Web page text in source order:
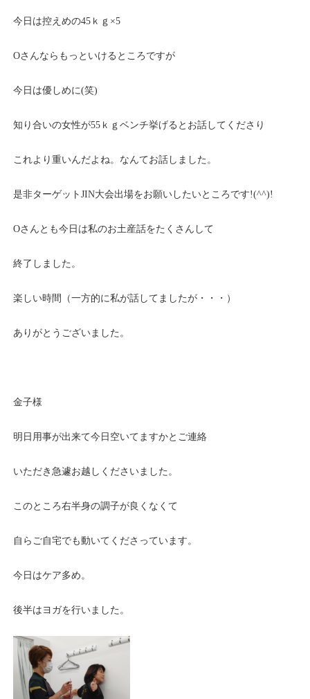
今日は控えめの45ｋｇ×5
Oさんならもっといけるところですが
今日は優しめに(笑)
知り合いの女性が55ｋｇベンチ挙げるとお話してくださり
これより重いんだよね。なんてお話しました。
是非ターゲットJIN大会出場をお願いしたいところです!(^^)!
Oさんとも今日は私のお土産話をたくさんして
終了しました。
楽しい時間（一方的に私が話してましたが・・・）
ありがとうございました。
金子様
明日用事が出来て今日空いてますかとご連絡
いただき急遽お越しくださいました。
このところ右半身の調子が良くなくて
自らご自宅でも動いてくださっています。
今日はケア多め。
後半はヨガを行いました。